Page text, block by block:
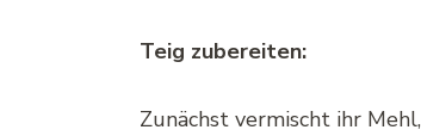
Teig zubereiten:
Zunächst vermischt ihr